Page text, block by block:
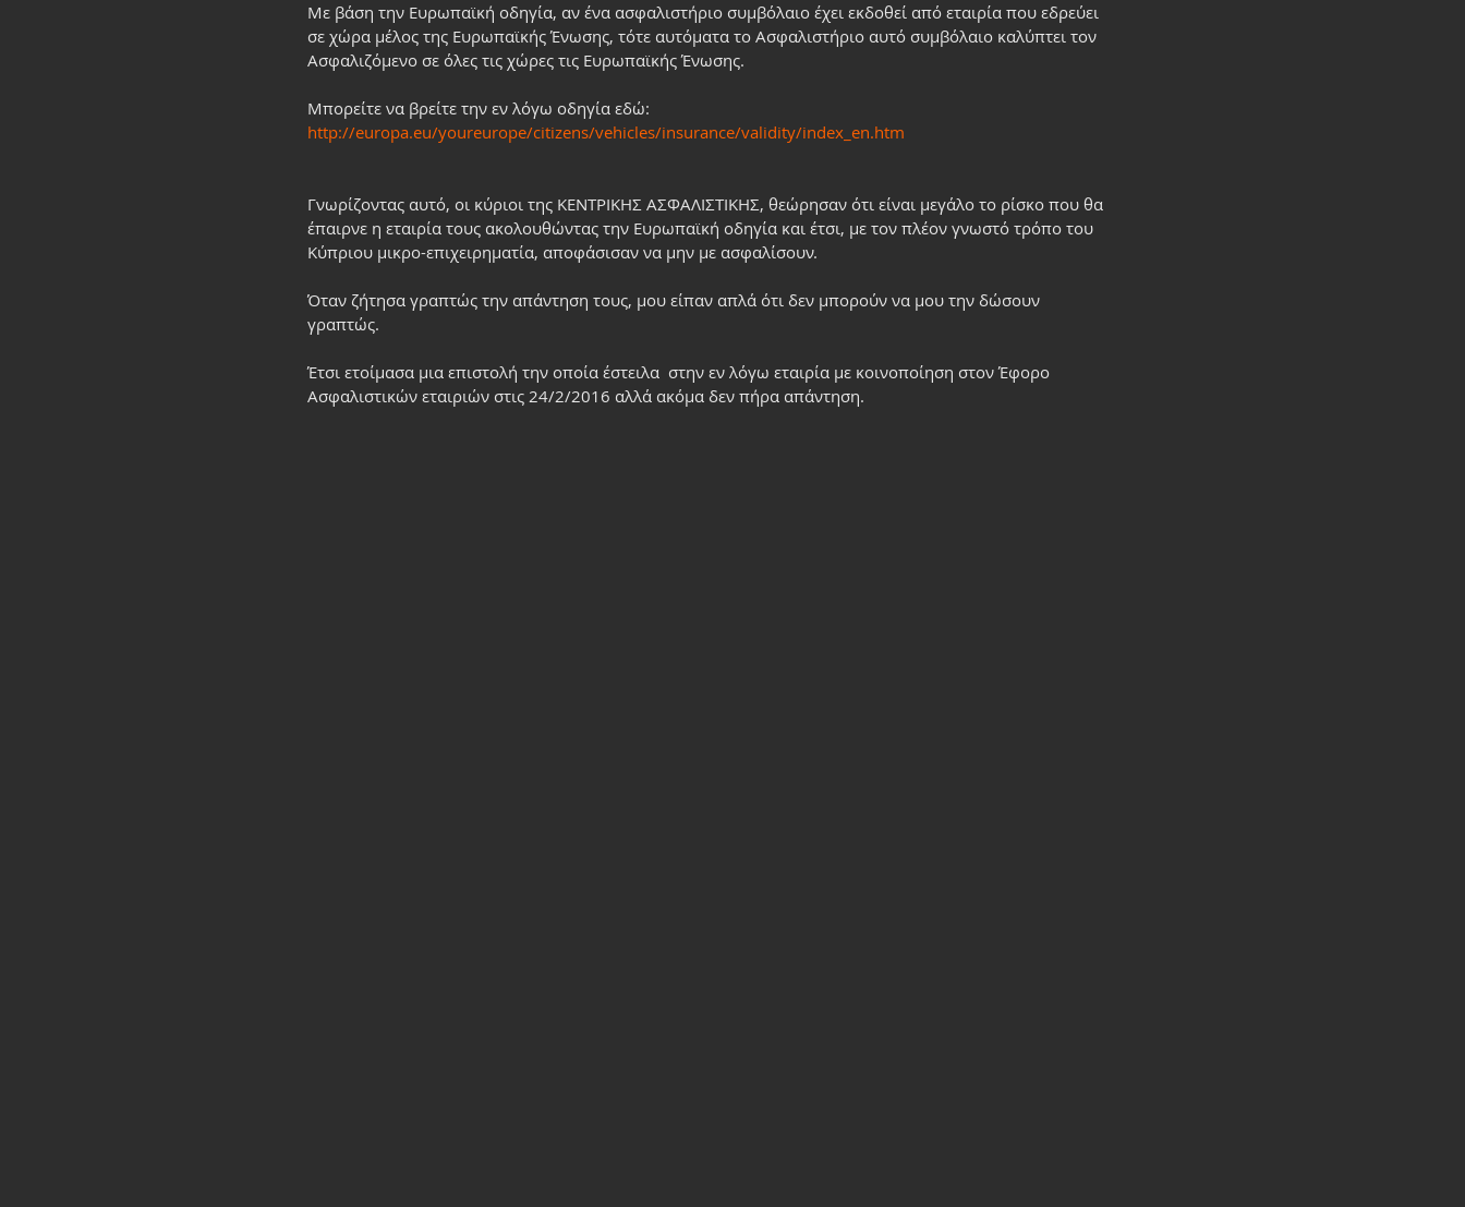
Με βάση την Ευρωπαϊκή οδηγία, αν ένα ασφαλιστήριο συμβόλαιο έχει εκδοθεί από εταιρία που εδρεύει
σε χώρα μέλος της Ευρωπαϊκής Ένωσης, τότε αυτόματα το Ασφαλιστήριο αυτό συμβόλαιο καλύπτει τον
Ασφαλιζόμενο σε όλες τις χώρες τις Ευρωπαϊκής Ένωσης.
Μπορείτε να βρείτε την εν λόγω οδηγία εδώ:
http://europa.eu/youreurope/citizens/vehicles/insurance/validity/index_en.htm
Γνωρίζοντας αυτό, οι κύριοι της ΚΕΝΤΡΙΚΗΣ ΑΣΦΑΛΙΣΤΙΚΗΣ, θεώρησαν ότι είναι μεγάλο το ρίσκο που θα
έπαιρνε η εταιρία τους ακολουθώντας την Ευρωπαϊκή οδηγία και έτσι, με τον πλέον γνωστό τρόπο του
Κύπριου μικρο-επιχειρηματία, αποφάσισαν να μην με ασφαλίσουν.
Όταν ζήτησα γραπτώς την απάντηση τους, μου είπαν απλά ότι δεν μπορούν να μου την δώσουν
γραπτώς.
Έτσι ετοίμασα μια επιστολή την οποία έστειλα  στην εν λόγω εταιρία με κοινοποίηση στον Έφορο
Ασφαλιστικών εταιριών στις 24/2/2016 αλλά ακόμα δεν πήρα απάντηση.